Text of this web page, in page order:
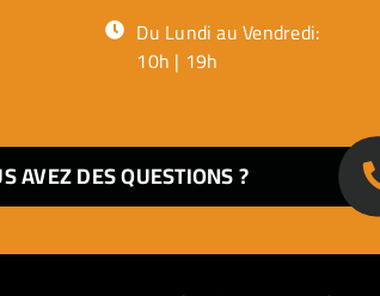
Du Lundi au Vendredi:
10h | 19h
AVEZ DES QUESTIONS ?